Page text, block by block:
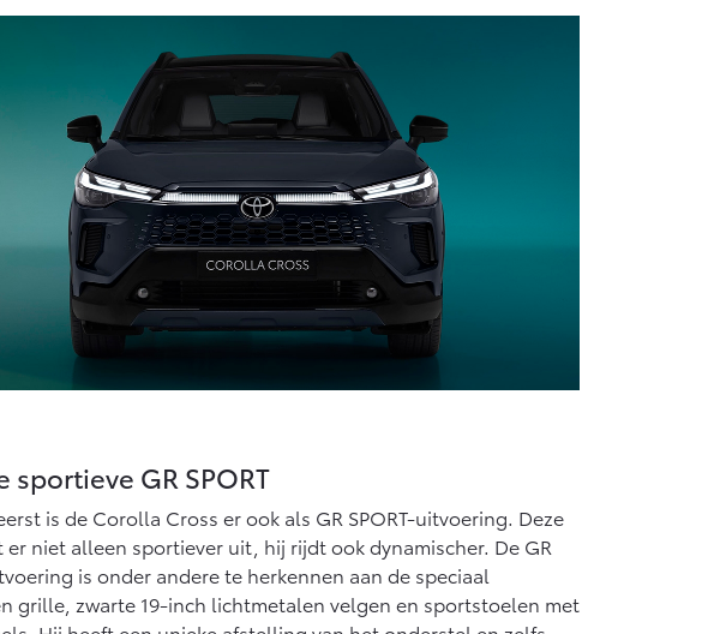
sportieve GR SPORT
is de Corolla Cross er ook als GR SPORT-uitvoering. Deze
er niet alleen sportiever uit, hij rijdt ook dynamischer. De GR
is onder andere te herkennen aan de speciaal
grille, zwarte 19-inch lichtmetalen velgen en sportstoelen met